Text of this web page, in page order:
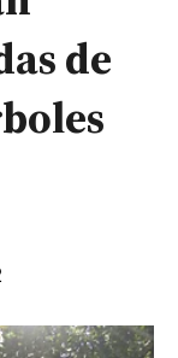
de